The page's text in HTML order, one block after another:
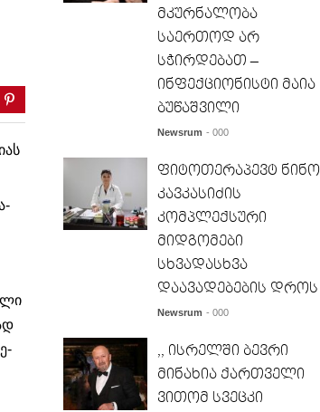
მკურნალობა
საერთოდ არ
სჭირდებათ –
ინფექციონისტი მაია
ბუწაშვილი
Newsrum - 000
ფიტოთერაპევტ ნინო
კავკასიძის
კომპლექსური
მიდგომები
სხვადასხვა
დაავადებების დროს
Newsrum - 000
,, ისრელში ბევრი
მინახია ქართველი
ვითომ სვეცკი